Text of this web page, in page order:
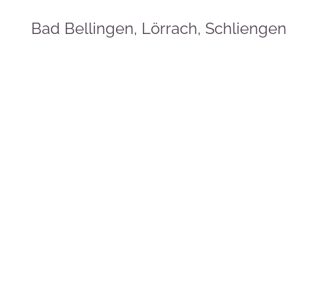
Bad Bellingen, Lörrach, Schliengen